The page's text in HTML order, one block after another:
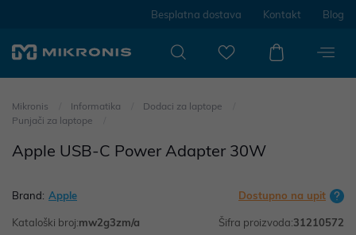
Besplatna dostava Kontakt Blog
Mikronis Informatika
Dodaci za laptope
Punjači za laptope
Apple USB-C Power Adapter 30W
Brand: Apple Dostupno na upit
Kataloški broj:mw2g3zm/a Šifra proizvoda:31210572